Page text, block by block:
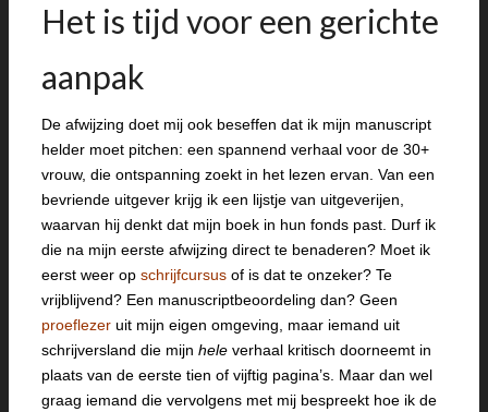
Het is tijd voor een gerichte
aanpak
De afwijzing doet mij ook beseffen dat ik mijn manuscript
helder moet pitchen: een spannend verhaal voor de 30+
vrouw, die ontspanning zoekt in het lezen ervan. Van een
bevriende uitgever krijg ik een lijstje van uitgeverijen,
waarvan hij denkt dat mijn boek in hun fonds past. Durf ik
die na mijn eerste afwijzing direct te benaderen? Moet ik
eerst weer op schrijfcursus of is dat te onzeker? Te
vrijblijvend? Een manuscriptbeoordeling dan? Geen
proeflezer uit mijn eigen omgeving, maar iemand uit
schrijversland die mijn hele verhaal kritisch doorneemt in
plaats van de eerste tien of vijftig pagina’s. Maar dan wel
graag iemand die vervolgens met mij bespreekt hoe ik de